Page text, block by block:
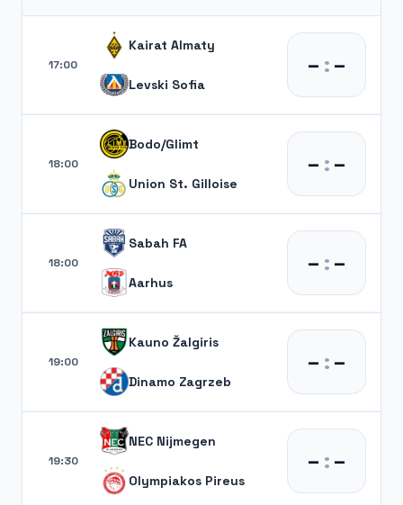
17:00
Kairat Almaty
Levski Sofia
– :–
18:00
Bodo/Glimt
Union St. Gilloise
– :–
18:00
Sabah FA
Aarhus
– :–
19:00
Kauno Žalgiris
Dinamo Zagrzeb
– :–
19:30
NEC Nijmegen
Olympiakos Pireus
– :–